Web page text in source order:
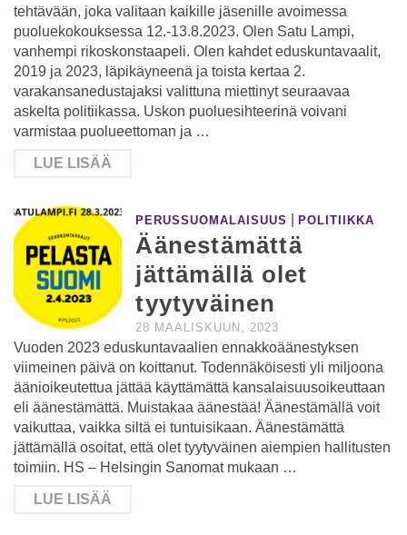
tehtävään, joka valitaan kaikille jäsenille avoimessa
puoluekokouksessa 12.-13.8.2023. Olen Satu Lampi,
vanhempi rikoskonstaapeli. Olen kahdet eduskuntavaalit,
2019 ja 2023, läpikäyneenä ja toista kertaa 2.
varakansanedustajaksi valittuna miettinyt seuraavaa
askelta politiikassa. Uskon puoluesihteerinä voivani
varmistaa puolueettoman ja …
LUE LISÄÄ
PERUSSUOMALAISUUS |POLITIIKKA
Äänestämättä
jättämällä olet
tyytyväinen
28 MAALISKUUN, 2023
Vuoden 2023 eduskuntavaalien ennakkoäänestyksen
viimeinen päivä on koittanut. Todennäköisesti yli miljoona
äänioikeutettua jättää käyttämättä kansalaisuusoikeuttaan
eli äänestämättä. Muistakaa äänestää! Äänestämällä voit
vaikuttaa, vaikka siltä ei tuntuisikaan. Äänestämättä
jättämällä osoitat, että olet tyytyväinen aiempien hallitusten
toimiin. HS – Helsingin Sanomat mukaan …
LUE LISÄÄ